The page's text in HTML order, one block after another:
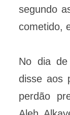
segundo
cometido,
No dia de
disse aos
perdão